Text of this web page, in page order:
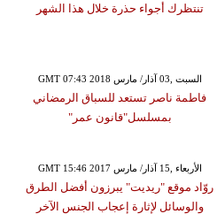
تنتظرك أجواء حذرة خلال هذا الشهر
GMT 07:43 2018 السبت ,03 آذار/ مارس
فاطمة ناصر تستعد للسباق الرمضاني
بمسلسل"قانون عمر"
GMT 15:46 2017 الأربعاء ,15 آذار/ مارس
روّاد موقع "ريديت" يبرزون أفضل الطرق
والوسائل لإثارة إعجاب الجنس الآخر